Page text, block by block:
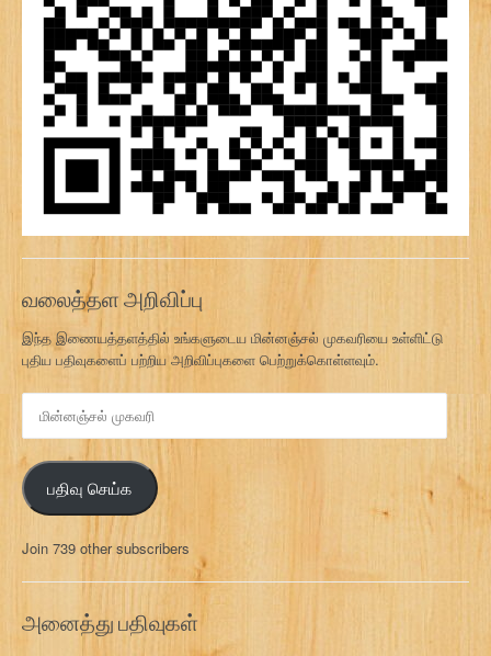
வலைத்தள அறிவிப்பு
இந்த இணையத்தளத்தில் உங்களுடைய மின்னஞ்சல் முகவரியை உள்ளிட்டு
புதிய பதிவுகளைப் பற்றிய அறிவிப்புகளை பெற்றுக்கொள்ளவும்.
ன
ஞ்
ச
ல்
க
வ
பதிவு செய்க
Join 739 other subscribers
அனைத்து பதிவுகள்